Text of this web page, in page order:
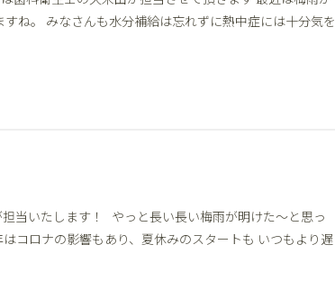
ね。 みなさんも水分補給は忘れずに熱中症には十分気を
当いたします！ やっと長い長い梅雨が明けた～と思っ
コロナの影響もあり、夏休みのスタートも いつもより遅